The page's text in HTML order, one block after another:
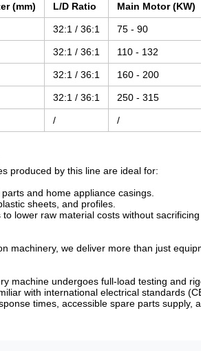
(mm) L/D Ratio Main Motor (KW)
32:1 / 36:1 75 - 90
32:1 / 36:1 110 - 132
32:1 / 36:1 160 - 200
32:1 / 36:1 250 - 315
/ /
produced by this line are ideal for:
and home appliance casings.
sheets, and profiles.
lower raw material costs without sacrificing
machinery, we deliver more than just
machine undergoes full-load testing and
with international electrical standards
times, accessible spare parts supply,